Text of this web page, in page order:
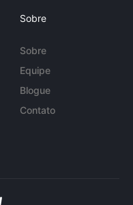
Sobre
Sobre
Equipe
Blogue
Contato